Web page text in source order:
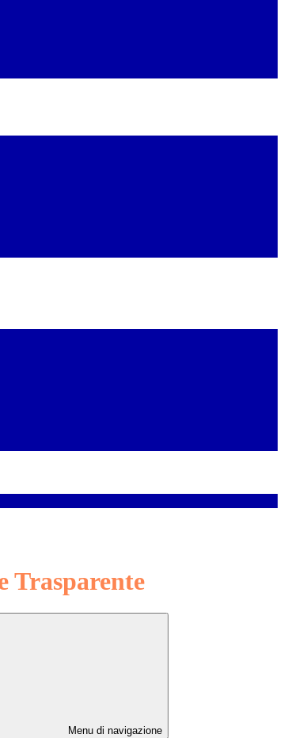
Trasparente
Menu di navigazione